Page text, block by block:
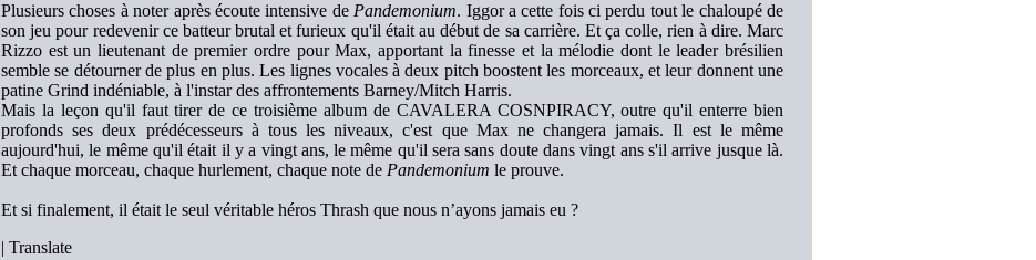
Plusieurs choses à noter après écoute intensive de Pandemonium. Iggor a cette fois ci perdu tout le chaloupé de
son jeu pour redevenir ce batteur brutal et furieux qu'il était au début de sa carrière. Et ça colle, rien à dire. Marc
Rizzo est un lieutenant de premier ordre pour Max, apportant la finesse et la mélodie dont le leader brésilien
semble se détourner de plus en plus. Les lignes vocales à deux pitch boostent les morceaux, et leur donnent une
patine Grind indéniable, à l'instar des affrontements Barney/Mitch Harris.
Mais la leçon qu'il faut tirer de ce troisième album de CAVALERA COSNPIRACY, outre qu'il enterre bien
profonds ses deux prédécesseurs à tous les niveaux, c'est que Max ne changera jamais. Il est le même
aujourd'hui, le même qu'il était il y a vingt ans, le même qu'il sera sans doute dans vingt ans s'il arrive jusque là.
Et chaque morceau, chaque hurlement, chaque note de Pandemonium le prouve.
Et si finalement, il était le seul véritable héros Thrash que nous n’ayons jamais eu ?
| Translate